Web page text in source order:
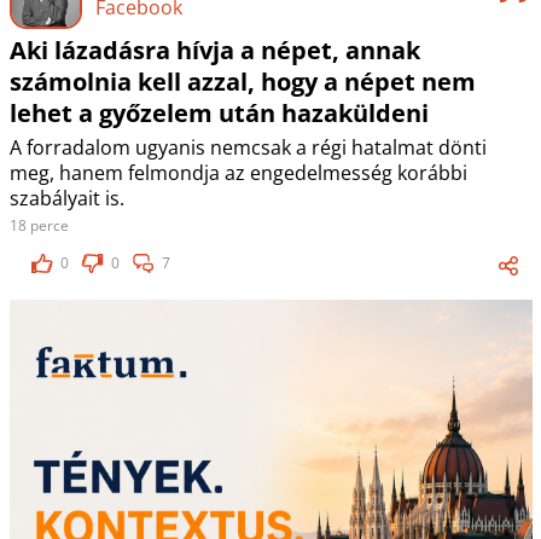
Facebook
Aki lázadásra hívja a népet, annak
számolnia kell azzal, hogy a népet nem
lehet a győzelem után hazaküldeni
A forradalom ugyanis nemcsak a régi hatalmat dönti
meg, hanem felmondja az engedelmesség korábbi
szabályait is.
18 perce
0
0 7